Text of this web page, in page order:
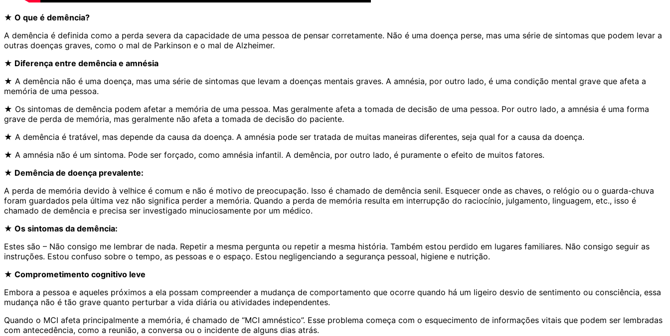
★ O que é demência?
A demência é definida como a perda severa da capacidade de uma pessoa de pensar corretamente. Não é uma doença perse, mas uma série de sintomas que podem levar a
outras doenças graves, como o mal de Parkinson e o mal de Alzheimer.
★ Diferença entre demência e amnésia
★ A demência não é uma doença, mas uma série de sintomas que levam a doenças mentais graves. A amnésia, por outro lado, é uma condição mental grave que afeta a
memória de uma pessoa.
★ Os sintomas de demência podem afetar a memória de uma pessoa. Mas geralmente afeta a tomada de decisão de uma pessoa. Por outro lado, a amnésia é uma forma
grave de perda de memória, mas geralmente não afeta a tomada de decisão do paciente.
★ A demência é tratável, mas depende da causa da doença. A amnésia pode ser tratada de muitas maneiras diferentes, seja qual for a causa da doença.
★ A amnésia não é um sintoma. Pode ser forçado, como amnésia infantil. A demência, por outro lado, é puramente o efeito de muitos fatores.
★ Demência de doença prevalente:
A perda de memória devido à velhice é comum e não é motivo de preocupação. Isso é chamado de demência senil. Esquecer onde as chaves, o relógio ou o guarda-chuva
foram guardados pela última vez não significa perder a memória. Quando a perda de memória resulta em interrupção do raciocínio, julgamento, linguagem, etc., isso é
chamado de demência e precisa ser investigado minuciosamente por um médico.
★ Os sintomas da demência:
Estes são – Não consigo me lembrar de nada. Repetir a mesma pergunta ou repetir a mesma história. Também estou perdido em lugares familiares. Não consigo seguir as
instruções. Estou confuso sobre o tempo, as pessoas e o espaço. Estou negligenciando a segurança pessoal, higiene e nutrição.
★ Comprometimento cognitivo leve
Embora a pessoa e aqueles próximos a ela possam compreender a mudança de comportamento que ocorre quando há um ligeiro desvio de sentimento ou consciência, essa
mudança não é tão grave quanto perturbar a vida diária ou atividades independentes.
Quando o MCI afeta principalmente a memória, é chamado de “MCI amnéstico”. Esse problema começa com o esquecimento de informações vitais que podem ser lembradas
com antecedência, como a reunião, a conversa ou o incidente de alguns dias atrás.